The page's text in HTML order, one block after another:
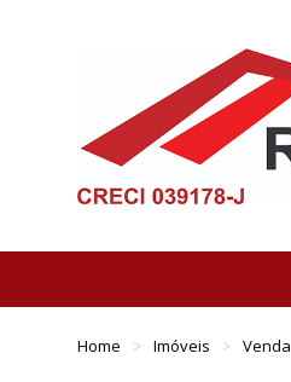
Home Imóveis Venda